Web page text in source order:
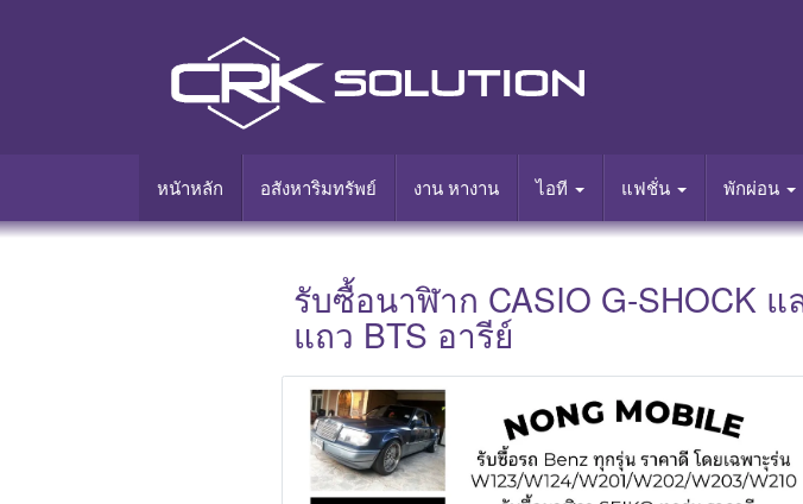
หนัาหลัก อสังหาริมทรัพย์ งาน หางาน ไอที แฟชั่น พักผ่อน
รับซื้อนาฬิาก CASIO G-SHOCK
แถว BTS อารีย์